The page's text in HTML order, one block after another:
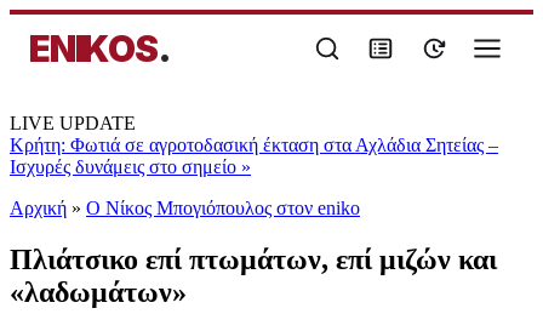
ENIKOS.
LIVE UPDATE
Κρήτη: Φωτιά σε αγροτοδασική έκταση στα Αχλάδια Σητείας –
Ισχυρές δυνάμεις στο σημείο »
Αρχική » Ο Νίκος Μπογιόπουλος στον eniko
Πλιάτσικο επί πτωμάτων, επί μιζών και
«λαδωμάτων»